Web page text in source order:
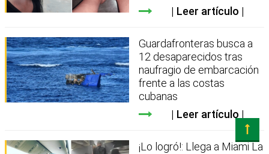
Leer artículo
Guardafronteras busca a
12 desaparecidos tras
naufragio de embarcación
frente a las costas
cubanas
Leer artículo
¡Lo logró!: Llega a Miami La